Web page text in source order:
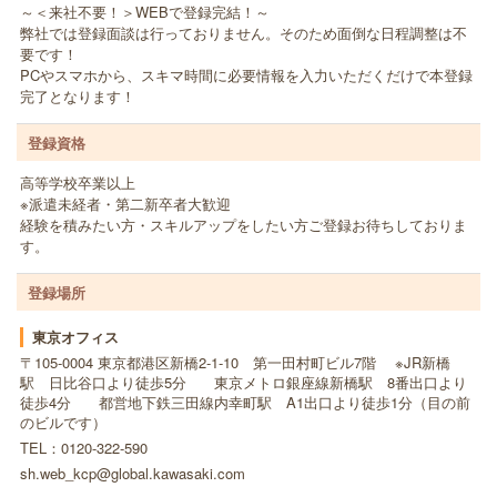
～＜来社不要！＞WEBで登録完結！～
弊社では登録面談は行っておりません。そのため面倒な日程調整は不
要です！
PCやスマホから、スキマ時間に必要情報を入力いただくだけで本登録
完了となります！
登録資格
高等学校卒業以上
※派遣未経者・第二新卒者大歓迎
経験を積みたい方・スキルアップをしたい方ご登録お待ちしておりま
す。
登録場所
東京オフィス
〒105-0004 東京都港区新橋2-1-10 第一田村町ビル7階 ※JR新橋
駅 日比谷口より徒歩5分 東京メトロ銀座線新橋駅 8番出口より
徒歩4分 都営地下鉄三田線内幸町駅 A1出口より徒歩1分（目の前
のビルです）
TEL：0120-322-590
sh.web_kcp@global.kawasaki.com